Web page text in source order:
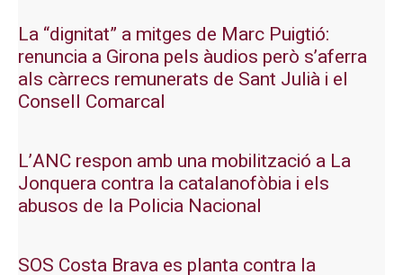
La “dignitat” a mitges de Marc Puigtió:
renuncia a Girona pels àudios però s’aferra
als càrrecs remunerats de Sant Julià i el
Consell Comarcal
L’ANC respon amb una mobilització a La
Jonquera contra la catalanofòbia i els
abusos de la Policia Nacional
SOS Costa Brava es planta contra la